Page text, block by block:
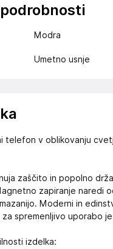
Modra
Umetno usnje
telefon v oblikovanju
zaščito in popolno
zapiranje naredi
Moderni in
za spremenljivo uporabo
izdelka: